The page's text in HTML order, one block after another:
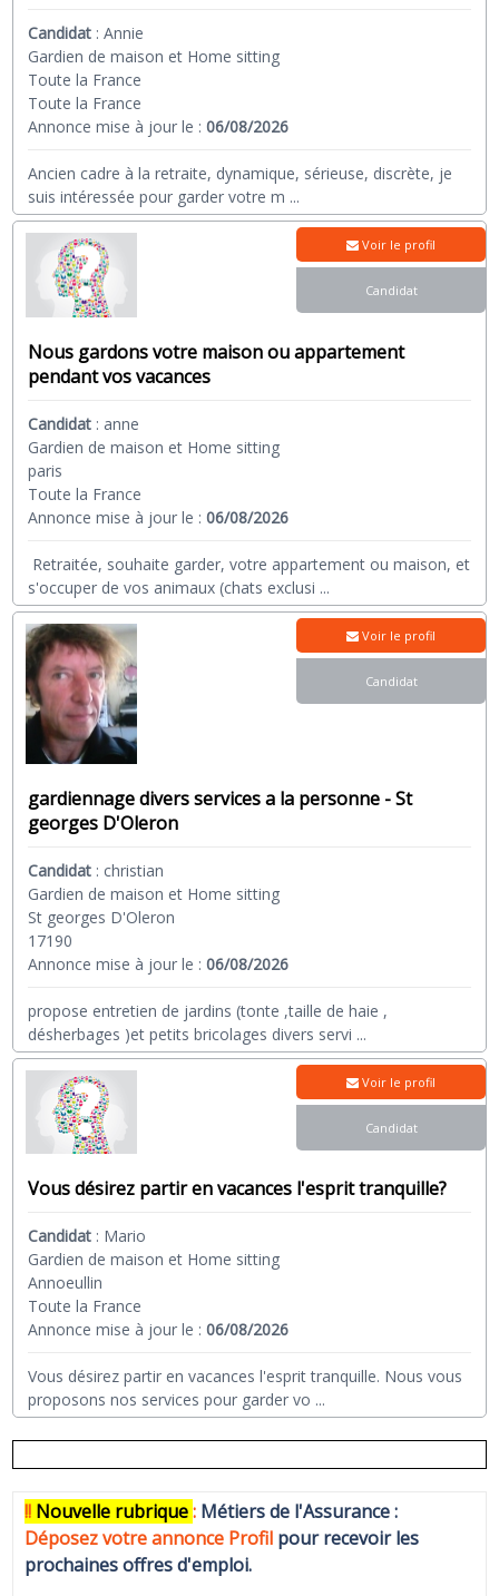
Candidat :Annie
Gardien de maison et Home sitting
Toute la France
Toute la France
Annonce mise à jour le :06/08/2026
Ancien cadre à la retraite, dynamique, sérieuse, discrète, je
suis intéressée pour garder votre m ...
Nous gardons votre maison ou appartement
pendant vos vacances
Candidat : anne
Gardien de maison et Home sitting
paris
Toute la France
Annonce mise à jour le :06/08/2026
Retraitée, souhaite garder, votre appartement ou maison, et
s'occuper de vos animaux (chats exclusi ...
Voir le profil
Candidat
gardiennage divers services a la personne - St
georges D'Oleron
Candidat : christian
Gardien de maison et Home sitting
St georges D'Oleron
17190
Annonce mise à jour le :06/08/2026
propose entretien de jardins (tonte ,taille de haie ,
désherbages )et petits bricolages divers servi ...
Voir le profil
Candidat
Vous désirez partir en vacances l'esprit tranquille?
Candidat : Mario
Gardien de maison et Home sitting
Annoeullin
Toute la France
Annonce mise à jour le :06/08/2026
Vous désirez partir en vacances l'esprit tranquille. Nous vous
proposons nos services pour garder vo ...
Voir le profil
Candidat
!! Nouvelle rubrique: Métiers de l'Assurance :
Déposez votre annonce Profil pour recevoir les
prochaines offres d'emploi.